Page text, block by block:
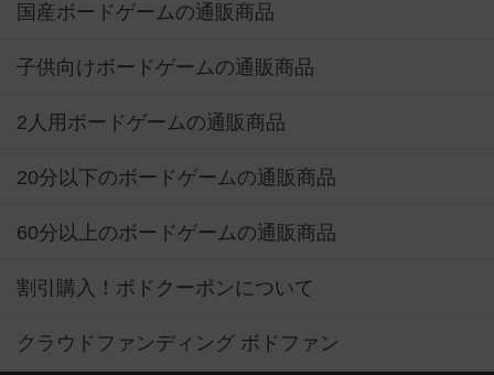
国産ボードゲームの通販商品
子供向けボードゲームの通販商品
2人用ボードゲームの通販商品
20分以下のボードゲームの通販商品
60分以上のボードゲームの通販商品
割引購入！ボドクーポンについて
クラウドファンディング ボドファン